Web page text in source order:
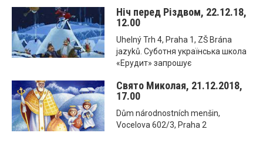
Ніч перед Різдвом, 22.12.18,
12.00
Uhelný Trh 4, Praha 1, ZŠ Brána
jazyků. Суботня українська школа
«Ерудит» запрошує
Свято Миколая, 21.12.2018,
17.00
Dům národnostních menšin,
Vocelova 602/3, Praha 2